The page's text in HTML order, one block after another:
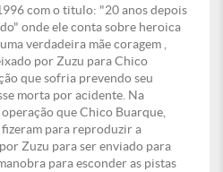
com o titulo: "20 anos depois
onde ele conta sobre heroica
verdadeira mãe coragem ,
por Zuzu para Chico
que sofria prevendo seu
morta por acidente. Na
que Chico Buarque,
para reproduzir a
Zuzu para ser enviado para
para esconder as pistas